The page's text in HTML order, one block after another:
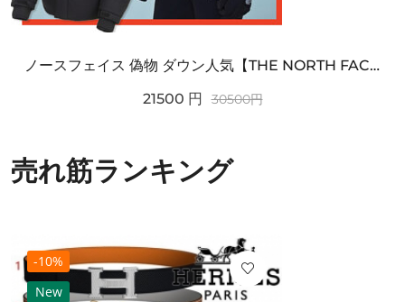
ノースフェイス 偽物 ダウン人気【THE NORTH FACE】M'S 7 SUMMIT HIM...
21500 円 30500円
売れ筋ランキング
-10%
New